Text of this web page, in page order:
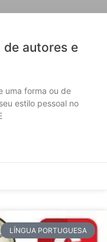
autores e
uma forma ou de
estilo pessoal no
LÍNGUA PORTUGUESA